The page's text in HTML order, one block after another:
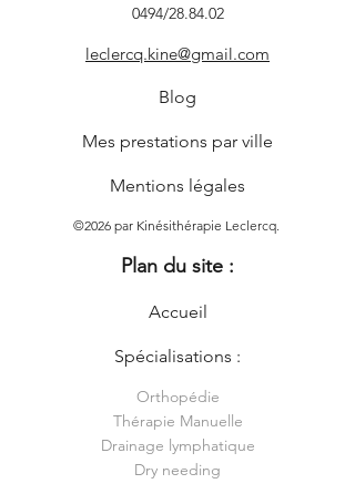
0494/28.84.02
leclercq.kine@gmail.com
Blog
Mes prestations par ville
Mentions légales
©2026 par Kinésithérapie Leclercq.
Plan du site :
Accueil
Spécialisations :
Orthopédie
Thérapie Manuelle
Drainage lymphatique
Dry needing